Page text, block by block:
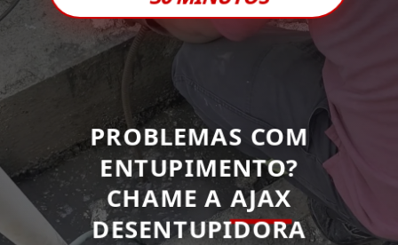
PROBLEMAS COM
ENTUPIMENTO?
CHAME A AJAX
DESENTUPIDORA